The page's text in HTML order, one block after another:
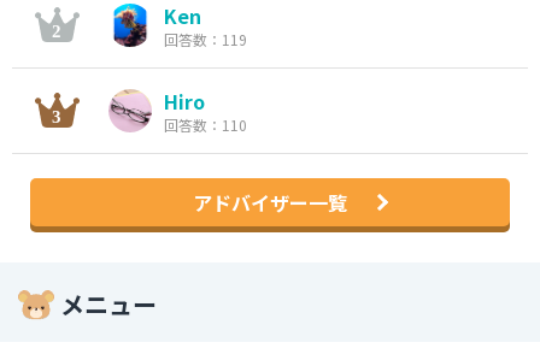
Ken
回答数：119
Hiro
回答数：110
アドバイザー一覧
メニュー